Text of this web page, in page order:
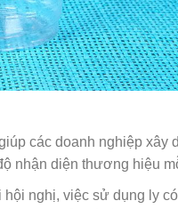
các doanh nghiệp xây
nhận diện thương hiệu
nghị, việc sử dụng ly